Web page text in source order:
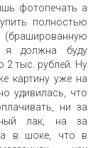
фотопечать а
полностью
я должна буду
2 тыс. рублей. Ну
картину уже на
удивилась, что
ни за
лак, на за
в шоке, что в